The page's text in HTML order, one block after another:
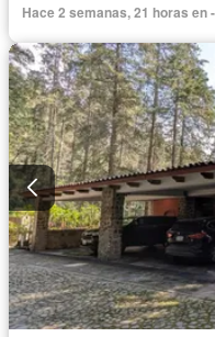
Hace 2 semanas, 21 horas en